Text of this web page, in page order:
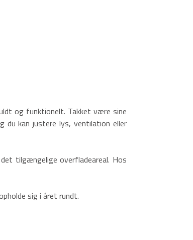
og funktionelt. Takket være sine
du kan justere lys, ventilation eller
tilgængelige overfladeareal. Hos
sig i året rundt.